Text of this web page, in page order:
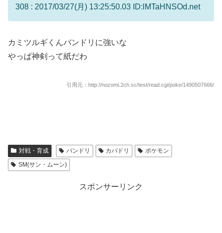
308 : 2017/03/27(月) 13:25:50.03 ID:lMTaHNSOd.net
カミツルギくんバンドリに強いな
やっぱ神剣って紙だわ
引用元：http://nozomi.2ch.sc/test/read.cgi/poke/1490507666/
対戦・育成 バンドリ カバドリ
ポケモン
SM(サン・ムーン)
スポンサーリンク